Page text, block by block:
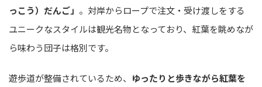
っこう）だんご」 。対岸からロープで注文・受け渡しをする
ユニークなスタイルは観光名物となっており、紅葉を眺めなが
ら味わう団子は格別です。
遊歩道が整備されているため、 ゆったりと歩きながら紅葉を